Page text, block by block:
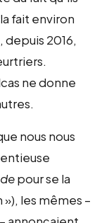
fait environ
depuis 2016,
ne donne
nous nous
pour se la
les mêmes –